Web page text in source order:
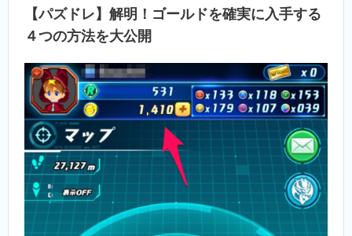
【パズドレ】解明！ゴールドを確実に入手する
４つの方法を大公開